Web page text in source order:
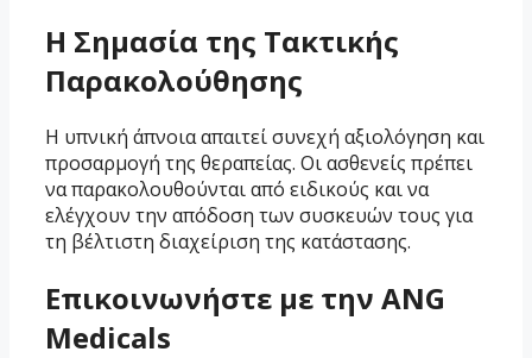
Η Σημασία της Τακτικής
Παρακολούθησης
Η υπνική άπνοια απαιτεί συνεχή αξιολόγηση και
προσαρμογή της θεραπείας. Οι ασθενείς πρέπει
να παρακολουθούνται από ειδικούς και να
ελέγχουν την απόδοση των συσκευών τους για
τη βέλτιστη διαχείριση της κατάστασης.
Επικοινωνήστε με την ANG
Medicals